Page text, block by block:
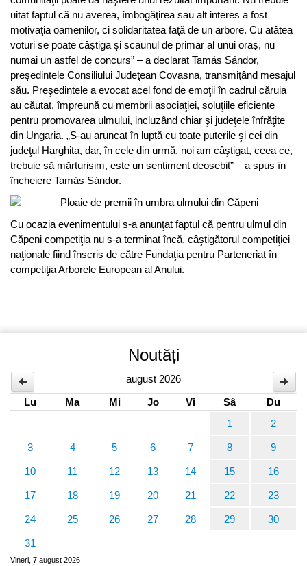
uitat faptul că nu averea, îmbogăţirea sau alt interes a fost
motivaţia oamenilor, ci solidaritatea faţă de un arbore. Cu atâtea
voturi se poate câştiga şi scaunul de primar al unui oraş, nu
numai un astfel de concurs” – a declarat Tamás Sándor,
preşedintele Consiliului Judeţean Covasna, transmiţând mesajul
său. Preşedintele a evocat acel fond de emoţii în cadrul căruia
au căutat, împreună cu membrii asociaţiei, soluţiile eficiente
pentru promovarea ulmului, incluzând chiar şi judeţele înfrăţite
din Ungaria. „S-au aruncat în luptă cu toate puterile şi cei din
judeţul Harghita, dar, în cele din urmă, noi am câştigat, ceea ce,
trebuie să mărturisim, este un sentiment deosebit” – a spus în
încheiere Tamás Sándor.
Cu ocazia evenimentului s-a anunţat faptul că pentru ulmul din
Căpeni competiţia nu s-a terminat încă, câştigătorul competiţiei
naţionale fiind înscris de către Fundaţia pentru Parteneriat în
competiţia Arborele European al Anului.
Noutăți
august 2026
Lu
Ma Mi Jo Vi Sâ
Du
1
2
3 4 5 6 7 8 9
10 11 12 13 14 15 16
17 18 19 20 21 22 23
24 25 26 27 28 29 30
31
Vineri, 7 august 2026